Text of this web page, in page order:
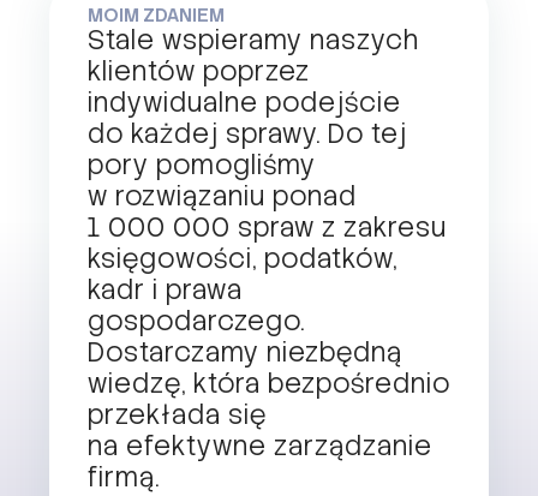
MOIM ZDANIEM
Stale wspieramy naszych
klientów poprzez
indywidualne podejście
do każdej sprawy. Do tej
pory pomogliśmy
w rozwiązaniu ponad
1 000 000 spraw z zakresu
księgowości, podatków,
kadr i prawa
gospodarczego.
Dostarczamy niezbędną
wiedzę, która bezpośrednio
przekłada się
na efektywne zarządzanie
firmą.